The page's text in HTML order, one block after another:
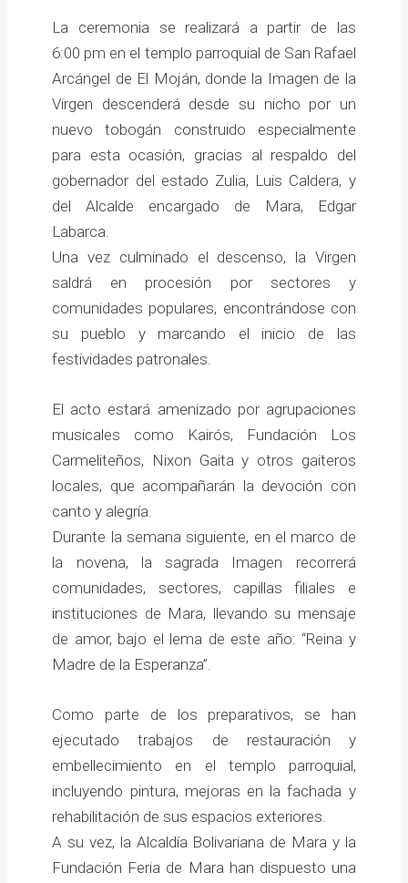
La ceremonia se realizará a partir de las
6:00 pm en el templo parroquial de San Rafael
Arcángel de El Moján, donde la Imagen de la
Virgen descenderá desde su nicho por un
nuevo tobogán construido especialmente
para esta ocasión, gracias al respaldo del
gobernador del estado Zulia, Luis Caldera, y
del Alcalde encargado de Mara, Edgar
Labarca.
Una vez culminado el descenso, la Virgen
saldrá en procesión por sectores y
comunidades populares, encontrándose con
su pueblo y marcando el inicio de las
festividades patronales.
El acto estará amenizado por agrupaciones
musicales como Kairós, Fundación Los
Carmeliteños, Nixon Gaita y otros gaiteros
locales, que acompañarán la devoción con
canto y alegría.
Durante la semana siguiente, en el marco de
la novena, la sagrada Imagen recorrerá
comunidades, sectores, capillas filiales e
instituciones de Mara, llevando su mensaje
de amor, bajo el lema de este año: “Reina y
Madre de la Esperanza”.
Como parte de los preparativos, se han
ejecutado trabajos de restauración y
embellecimiento en el templo parroquial,
incluyendo pintura, mejoras en la fachada y
rehabilitación de sus espacios exteriores.
A su vez, la Alcaldía Bolivariana de Mara y la
Fundación Feria de Mara han dispuesto una